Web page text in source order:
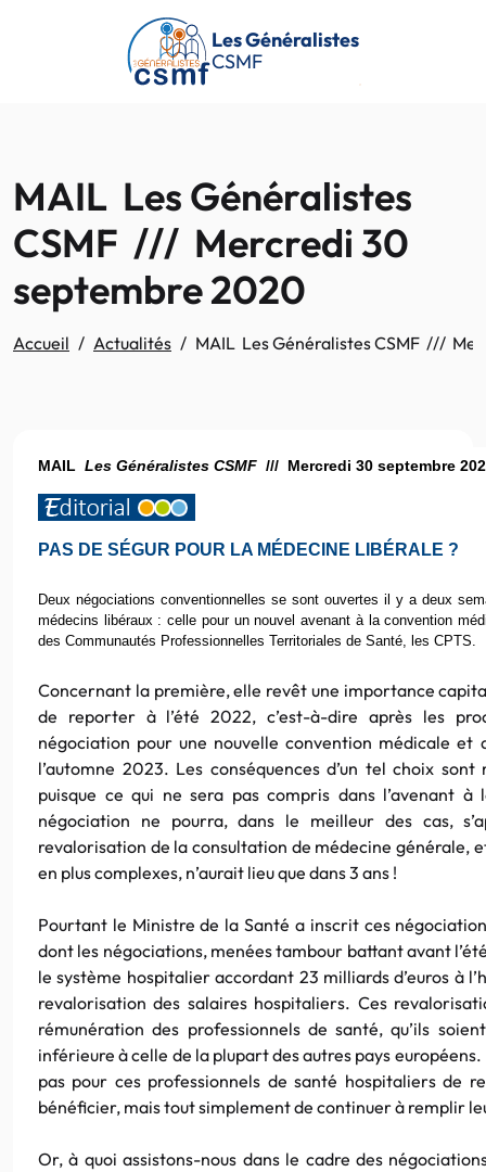
Passer au contenu principal
Les Généralistes
CSMF
MAIL Les Généralistes
CSMF /// Mercredi 30
septembre 2020
Accueil Actualités MAIL Les Généralistes CSMF ///
MAIL Les Généralistes CSMF /// Mercredi 30 septembre
PAS DE SÉGUR POUR LA MÉDECINE LIBÉRALE ?
Deux négociations conventionnelles se sont ouvertes il y a deux
médecins libéraux : celle pour un nouvel avenant à la convention
des Communautés Professionnelles Territoriales de Santé, les CPTS.
Concernant la première, elle revêt une importance
de reporter à l’été 2022, c’est-à-dire après les
négociation pour une nouvelle convention médicale et
l’automne 2023. Les conséquences d’un tel choix
puisque ce qui ne sera pas compris dans l’avenant
négociation ne pourra, dans le meilleur des cas,
revalorisation de la consultation de médecine générale,
en plus complexes, n’aurait lieu que dans 3 ans !
Pourtant le Ministre de la Santé a inscrit ces
dont les négociations, menées tambour battant avant
le système hospitalier accordant 23 milliards d’euros à
revalorisation des salaires hospitaliers. Ces
rémunération des professionnels de santé, qu’ils
inférieure à celle de la plupart des autres pays
pas pour ces professionnels de santé hospitaliers de
bénéficier, mais tout simplement de continuer à remplir
Or, à quoi assistons-nous dans le cadre des